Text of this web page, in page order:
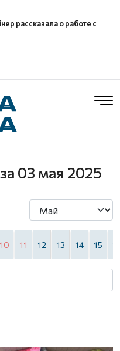
рассказала о работе с
за 03 мая 2025
10 11 12 13 14 15